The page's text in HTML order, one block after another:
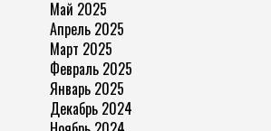
Май 2025
Апрель 2025
Март 2025
Февраль 2025
Январь 2025
Декабрь 2024